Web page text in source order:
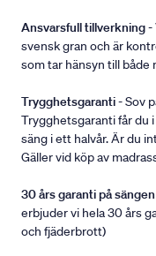
Ansvarsfull tillverkning-
svensk gran och är
som tar hänsyn till både
Trygghetsgaranti- Sov
Trygghetsgaranti får du
säng i ett halvår. Är du
Gäller vid köp av
30 års garanti på sängen
erbjuder vi hela 30 års
och fjäderbrott)